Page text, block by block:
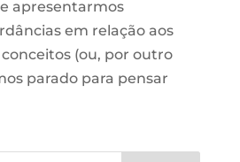
apresentarmos
em relação aos
(ou, por outro
parado para pensar